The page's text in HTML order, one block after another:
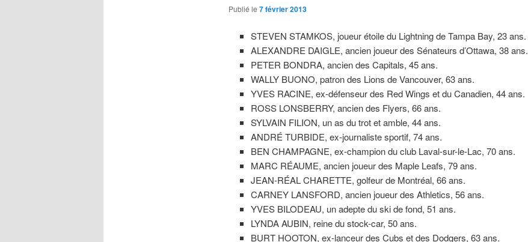
Publié le 7 février 2013
STEVEN STAMKOS, joueur étoile du Lightning de Tampa Bay, 23 ans.
ALEXANDRE DAIGLE, ancien joueur des Sénateurs d’Ottawa, 38 ans.
PETER BONDRA, ancien des Capitals, 45 ans.
WALLY BUONO, patron des Lions de Vancouver, 63 ans.
YVES RACINE, ex-défenseur des Red Wings et du Canadien, 44 ans.
ROSS LONSBERRY, ancien des Flyers, 66 ans.
SYLVAIN FILION, un as du trot et amble, 44 ans.
ANDRÉ TURBIDE, ex-journaliste sportif, 74 ans.
BEN CHAMPAGNE, ex-champion du club Laval-sur-le-Lac, 70 ans.
MARC RÉAUME, ancien joueur des Maple Leafs, 79 ans.
JEAN-RÉAL CHARETTE, golfeur de Montréal, 66 ans.
CARNEY LANSFORD, ancien joueur des Athletics, 56 ans.
YVES BILODEAU, un adepte du ski de fond, 51 ans.
LYNDA AUBIN, reine du stock-car, 50 ans.
BURT HOOTON, ex-lanceur des Cubs et des Dodgers, 63 ans.